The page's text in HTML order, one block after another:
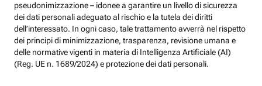
pseudonimizzazione – idonee a garantire un livello di sicurezza
dei dati personali adeguato al rischio e la tutela dei diritti
dell’interessato. In ogni caso, tale trattamento avverrà nel rispetto
dei principi di minimizzazione, trasparenza, revisione umana e
delle normative vigenti in materia di Intelligenza Artificiale (AI)
(Reg. UE n. 1689/2024) e protezione dei dati personali.